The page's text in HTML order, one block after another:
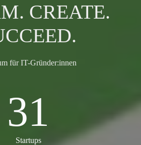
CREATE.
für IT-Gründer:innen
31
Startups